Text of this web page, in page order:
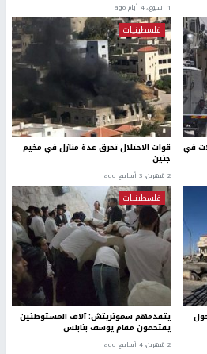
1 اسبوع.، 4 أيام ago
في
فلسطينيات
قوات الاحتلال تحرق عدة منازل في مخيم
جنين
2 شهرين، 3 أسابيع ago
فلسطينيات
يتقدمهم سموتريتش: آلاف المستوطنين
يقتحمون مقام يوسف بنابلس
2 شهرين، 4 أسابيع ago